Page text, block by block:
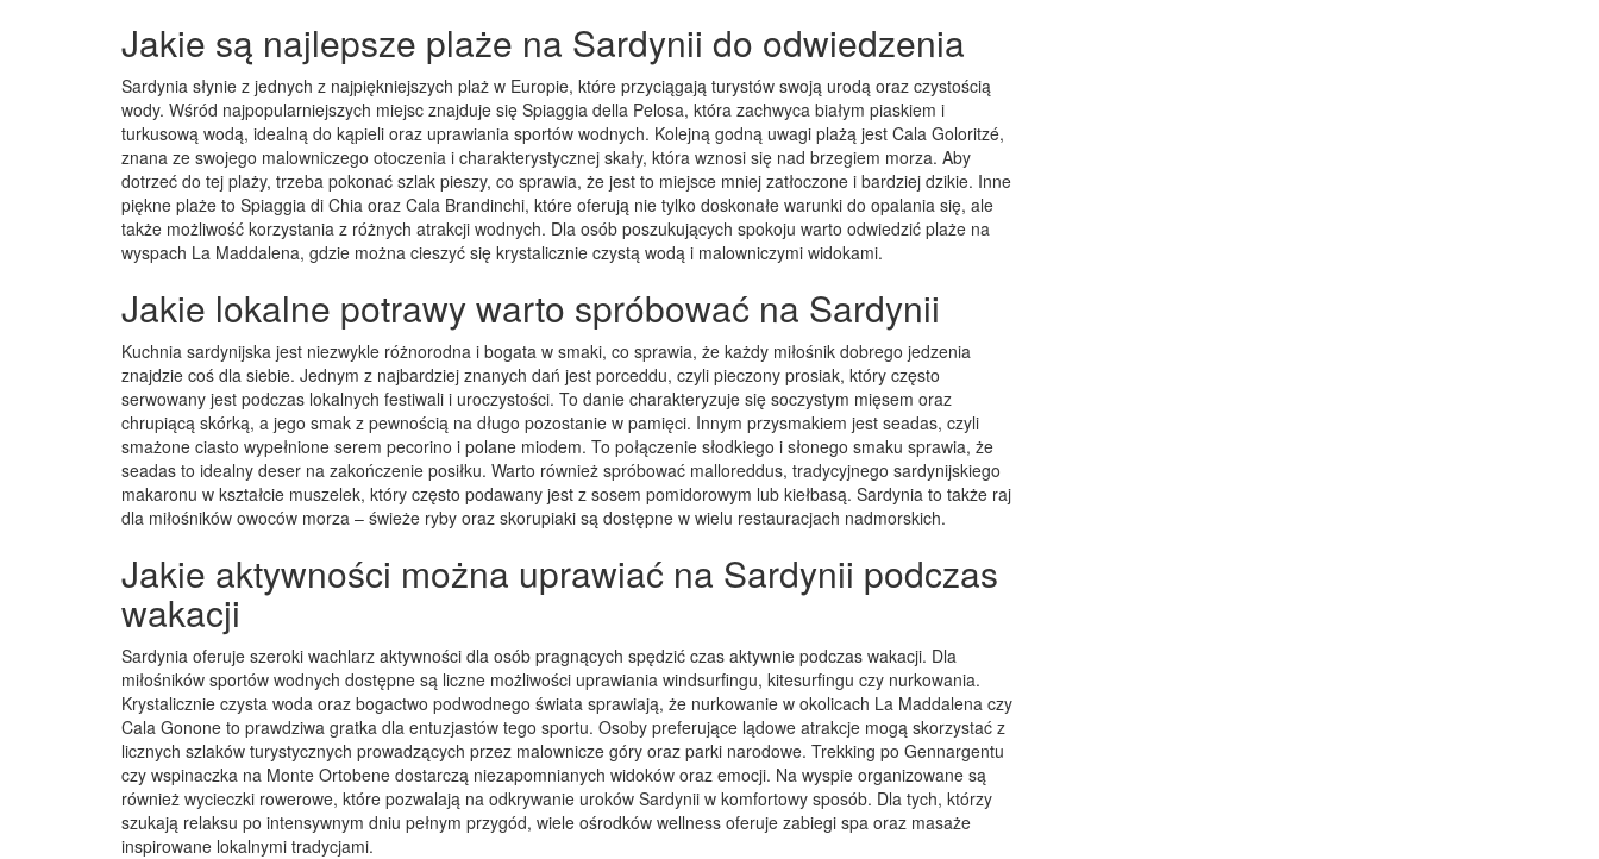
Jakie są najlepsze plaże na Sardynii do odwiedzenia
Sardynia słynie z jednych z najpiękniejszych plaż w Europie, które przyciągają turystów swoją urodą oraz czystością
wody. Wśród najpopularniejszych miejsc znajduje się Spiaggia della Pelosa, która zachwyca białym piaskiem i
turkusową wodą, idealną do kąpieli oraz uprawiania sportów wodnych. Kolejną godną uwagi plażą jest Cala Goloritzé,
znana ze swojego malowniczego otoczenia i charakterystycznej skały, która wznosi się nad brzegiem morza. Aby
dotrzeć do tej plaży, trzeba pokonać szlak pieszy, co sprawia, że jest to miejsce mniej zatłoczone i bardziej dzikie. Inne
piękne plaże to Spiaggia di Chia oraz Cala Brandinchi, które oferują nie tylko doskonałe warunki do opalania się, ale
także możliwość korzystania z różnych atrakcji wodnych. Dla osób poszukujących spokoju warto odwiedzić plaże na
wyspach La Maddalena, gdzie można cieszyć się krystalicznie czystą wodą i malowniczymi widokami.
Jakie lokalne potrawy warto spróbować na Sardynii
Kuchnia sardynijska jest niezwykle różnorodna i bogata w smaki, co sprawia, że każdy miłośnik dobrego jedzenia
znajdzie coś dla siebie. Jednym z najbardziej znanych dań jest porceddu, czyli pieczony prosiak, który często
serwowany jest podczas lokalnych festiwali i uroczystości. To danie charakteryzuje się soczystym mięsem oraz
chrupiącą skórką, a jego smak z pewnością na długo pozostanie w pamięci. Innym przysmakiem jest seadas, czyli
smażone ciasto wypełnione serem pecorino i polane miodem. To połączenie słodkiego i słonego smaku sprawia, że
seadas to idealny deser na zakończenie posiłku. Warto również spróbować malloreddus, tradycyjnego sardynijskiego
makaronu w kształcie muszelek, który często podawany jest z sosem pomidorowym lub kiełbasą. Sardynia to także raj
dla miłośników owoców morza – świeże ryby oraz skorupiaki są dostępne w wielu restauracjach nadmorskich.
Jakie aktywności można uprawiać na Sardynii podczas
wakacji
Sardynia oferuje szeroki wachlarz aktywności dla osób pragnących spędzić czas aktywnie podczas wakacji. Dla
miłośników sportów wodnych dostępne są liczne możliwości uprawiania windsurfingu, kitesurfingu czy nurkowania.
Krystalicznie czysta woda oraz bogactwo podwodnego świata sprawiają, że nurkowanie w okolicach La Maddalena czy
Cala Gonone to prawdziwa gratka dla entuzjastów tego sportu. Osoby preferujące lądowe atrakcje mogą skorzystać z
licznych szlaków turystycznych prowadzących przez malownicze góry oraz parki narodowe. Trekking po Gennargentu
czy wspinaczka na Monte Ortobene dostarczą niezapomnianych widoków oraz emocji. Na wyspie organizowane są
również wycieczki rowerowe, które pozwalają na odkrywanie uroków Sardynii w komfortowy sposób. Dla tych, którzy
szukają relaksu po intensywnym dniu pełnym przygód, wiele ośrodków wellness oferuje zabiegi spa oraz masaże
inspirowane lokalnymi tradycjami.